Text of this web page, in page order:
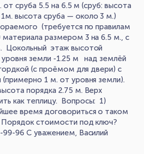
сруба 5.5 на 6.5 м (сруб: высота
высота сруба — около 3 м.)
(требуется по правилам
материала размером 3 на 6.5 м., с
Цокольный этаж высотой
земли -1.25 м над землёй
(с проёмом для двери) с
1 м. от уровня земли).
порядка 2.75 м. Верх
как теплицу. Вопросы: 1)
время договориться о таком
Порядок стоимости под ключ?
96 С уважением, Василий